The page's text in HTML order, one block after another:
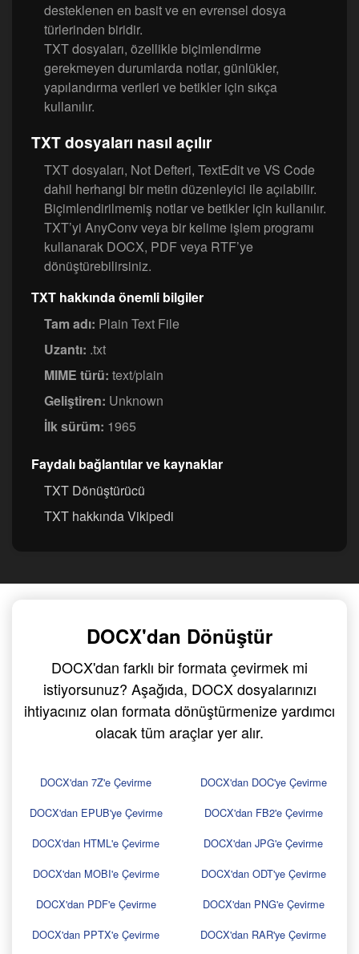
desteklenen en basit ve en evrensel dosya
türlerinden biridir.
TXT dosyaları, özellikle biçimlendirme
gerekmeyen durumlarda notlar, günlükler,
yapılandırma verileri ve betikler için sıkça
kullanılır.
TXT dosyaları nasıl açılır
TXT dosyaları, Not Defteri, TextEdit ve VS Code
dahil herhangi bir metin düzenleyici ile açılabilir.
Biçimlendirilmemiş notlar ve betikler için kullanılır.
TXT’yi AnyConv veya bir kelime işlem programı
kullanarak DOCX, PDF veya RTF’ye
dönüştürebilirsiniz.
TXT hakkında önemli bilgiler
Tam adı: Plain Text File
Uzantı: .txt
MIME türü: text/plain
Geliştiren: Unknown
İlk sürüm: 1965
Faydalı bağlantılar ve kaynaklar
TXT Dönüştürücü
TXT hakkında Vikipedi
DOCX'dan Dönüştür
DOCX'dan farklı bir formata çevirmek mi
istiyorsunuz? Aşağıda, DOCX dosyalarınızı
ihtiyacınız olan formata dönüştürmenize yardımcı
olacak tüm araçlar yer alır.
DOCX'dan 7Z'e Çevirme
DOCX'dan DOC'ye Çevirme
DOCX'dan EPUB'ye Çevirme
DOCX'dan FB2'e Çevirme
DOCX'dan HTML'e Çevirme
DOCX'dan JPG'e Çevirme
DOCX'dan MOBI'e Çevirme
DOCX'dan ODT'ye Çevirme
DOCX'dan PDF'e Çevirme
DOCX'dan PNG'e Çevirme
DOCX'dan PPTX'e Çevirme
DOCX'dan RAR'ye Çevirme